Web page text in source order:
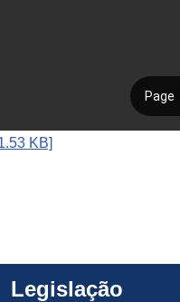
KB]
Legislação